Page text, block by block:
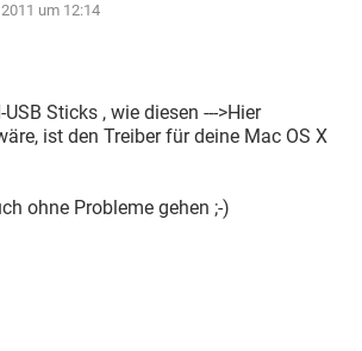
um 12:14
Sticks , wie diesen --->Hier
ist den Treiber für deine Mac OS X
ohne Probleme gehen ;-)